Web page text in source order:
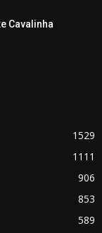
Cavalinha
1529
1111
906
853
589